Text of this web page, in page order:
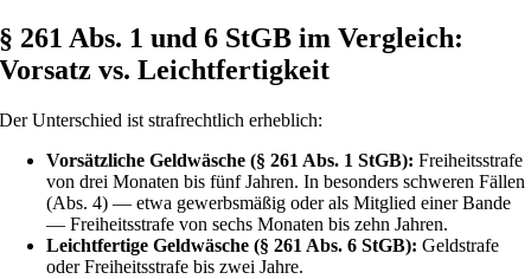
§ 261 Abs. 1 und 6 StGB im Vergleich:
Vorsatz vs. Leichtfertigkeit
Der Unterschied ist strafrechtlich erheblich:
Vorsätzliche Geldwäsche (§ 261 Abs. 1 StGB): Freiheitsstrafe
von drei Monaten bis fünf Jahren. In besonders schweren Fällen
(Abs. 4) — etwa gewerbsmäßig oder als Mitglied einer Bande
— Freiheitsstrafe von sechs Monaten bis zehn Jahren.
Leichtfertige Geldwäsche (§ 261 Abs. 6 StGB): Geldstrafe
oder Freiheitsstrafe bis zwei Jahre.